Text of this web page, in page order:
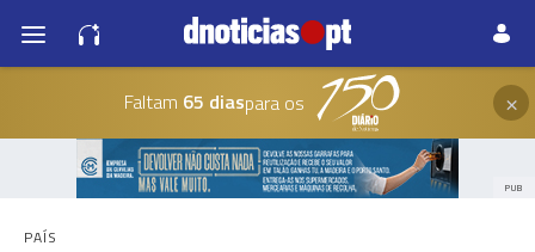
Faltam 65 diaspara os ×
PUB
PAÍS